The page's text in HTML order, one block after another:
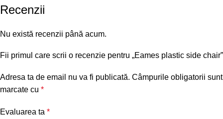
Recenzii
Nu există recenzii până acum.
Fii primul care scrii o recenzie pentru „Eames plastic side chair”
Adresa ta de email nu va fi publicată. Câmpurile obligatorii sunt
marcate cu *
Evaluarea ta *